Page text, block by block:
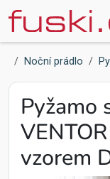
Fuski BOMA
Noční prádlo
Pyžamo
vzorem